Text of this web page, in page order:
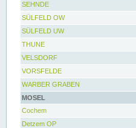
SEHNDE
SÜLFELD OW
SÜLFELD UW
THUNE
VELSDORF
VORSFELDE
WARBER GRABEN
MOSEL
Cochem
Detzem OP